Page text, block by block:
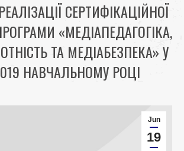
in
new
window
in
new
window
in
new
window
СЕРТИФІКАЦІЙНОЇ
«МЕДІАПЕДАГОГІКА,
ТА МЕДІАБЕЗПЕКА» У
НАВЧАЛЬНОМУ РОЦІ
Jun
19